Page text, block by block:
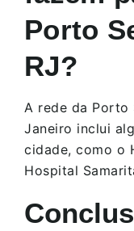
Porto
RJ?
A rede da Porto
Janeiro inclui
cidade, como o
Hospital